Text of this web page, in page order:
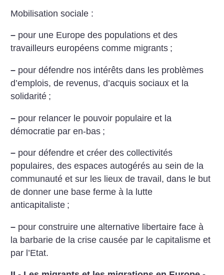
Mobilisation sociale :
– pour une Europe des populations et des
travailleurs européens comme migrants ;
– pour défendre nos intérêts dans les problèmes
d’emplois, de revenus, d’acquis sociaux et la
solidarité ;
– pour relancer le pouvoir populaire et la
démocratie par en-bas ;
– pour défendre et créer des collectivités
populaires, des espaces autogérés au sein de la
communauté et sur les lieux de travail, dans le but
de donner une base ferme à la lutte
anticapitaliste ;
– pour construire une alternative libertaire face à
la barbarie de la crise causée par le capitalisme et
par l’Etat.